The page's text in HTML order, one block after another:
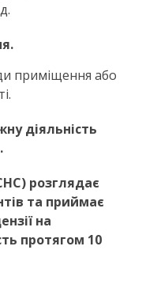
приміщення або
діяльність
розглядає
та приймає
на
протягом 10